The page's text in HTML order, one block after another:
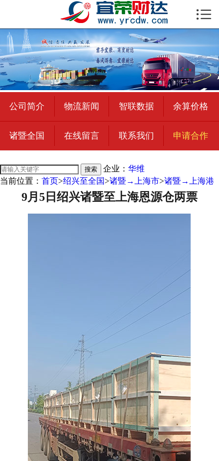
 首页
公司简介
物流新闻
绍兴至全国
合作加盟
宜荣智联
在线留言
联系我们
在线礼佛
在线许愿

公司简介 物流新闻 智联数据 余算价格
诸暨全国 在线留言 联系我们 申请合作
搜索 企业： 华维
当前位置： 首页>绍兴至全国>诸暨→上海市>诸暨→上海港
9月5日绍兴诸暨至上海恩源仓两票